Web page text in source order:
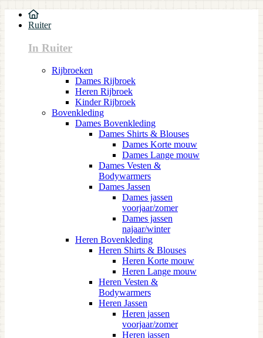
Ruiter
In Ruiter
Rijbroeken
Dames Rijbroek
Heren Rijbroek
Kinder Rijbroek
Bovenkleding
Dames Bovenkleding
Dames Shirts & Blouses
Dames Korte mouw
Dames Lange mouw
Dames Vesten &
Bodywarmers
Dames Jassen
Dames jassen
voorjaar/zomer
Dames jassen
najaar/winter
Heren Bovenkleding
Heren Shirts & Blouses
Heren Korte mouw
Heren Lange mouw
Heren Vesten &
Bodywarmers
Heren Jassen
Heren jassen
voorjaar/zomer
Heren jassen